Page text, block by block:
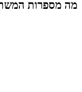
מה מספרות